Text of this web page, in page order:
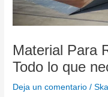
Material Para
Todo lo que
Deja un comentario /